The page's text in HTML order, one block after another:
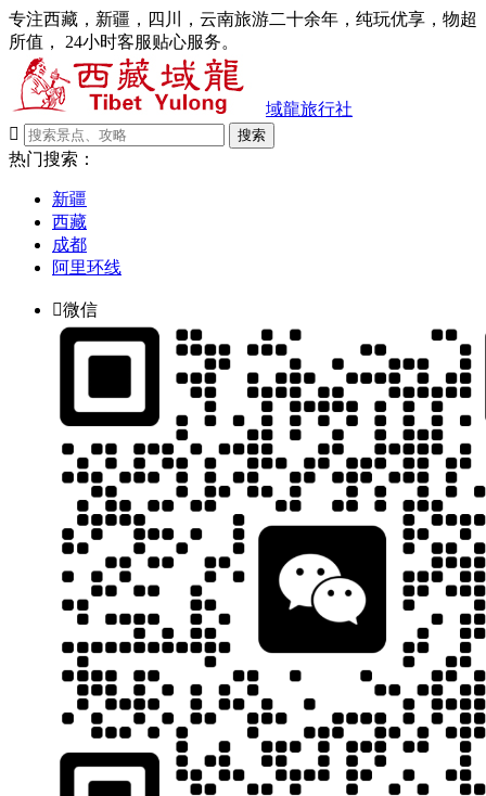
专注西藏，新疆，四川，云南旅游二十余年，纯玩优享，物超
所值， 24小时客服贴心服务。
域龍旅行社

搜索
热门搜索：
新疆
西藏
成都
阿里环线
微信